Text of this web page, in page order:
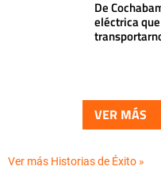
De
eléctrica
VER MÁS
Ver más Historias de Éxito »